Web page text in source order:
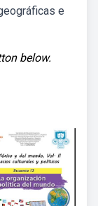
e
below.